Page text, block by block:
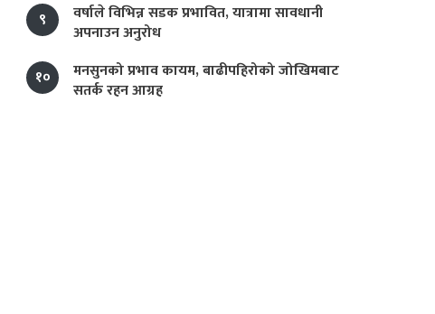
९
वर्षाले विभिन्न सडक प्रभावित, यात्रामा सावधानी
अपनाउन अनुरोध
१०
मनसुनको प्रभाव कायम, बाढीपहिरोको जोखिमबाट
सतर्क रहन आग्रह